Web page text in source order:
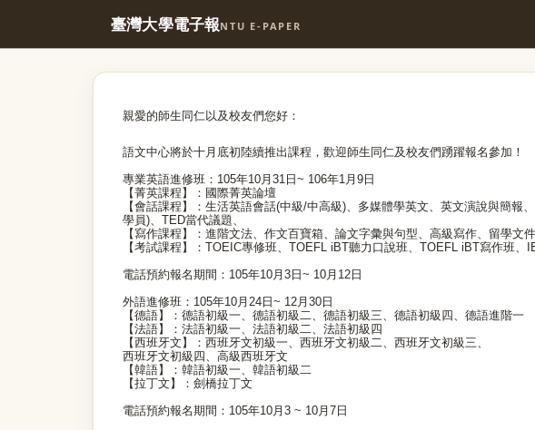
臺灣大學電子報NTU E-PAPER
親愛的師生同仁以及校友們您好：
語文中心將於十月底初陸續推出課程，歡迎師生同仁及校友們踴躍報名參加！
專業英語進修班：105年10月31日~ 106年1月9日
【菁英課程】：國際菁英論壇
【會話課程】：生活英語會話(中級/中高級)、多媒體學英文、英文演說與簡
學員)、TED當代議題、
【寫作課程】：進階文法、作文百寶箱、論文字彙與句型、高級寫作、留學文
【考試課程】：TOEIC專修班、TOEFL iBT聽力口說班、TOEFL iBT寫作班、
電話預約報名期間：105年10月3日~ 10月12日
外語進修班：105年10月24日~ 12月30日
【德語】：德語初級一、德語初級二、德語初級三、德語初級四、德語進階一
【法語】：法語初級一、法語初級二、法語初級四
【西班牙文】：西班牙文初級一、西班牙文初級二、西班牙文初級三、
西班牙文初級四、高級西班牙文
【韓語】：韓語初級一、韓語初級二
【拉丁文】：劍橋拉丁文
電話預約報名期間：105年10月3 ~ 10月7日